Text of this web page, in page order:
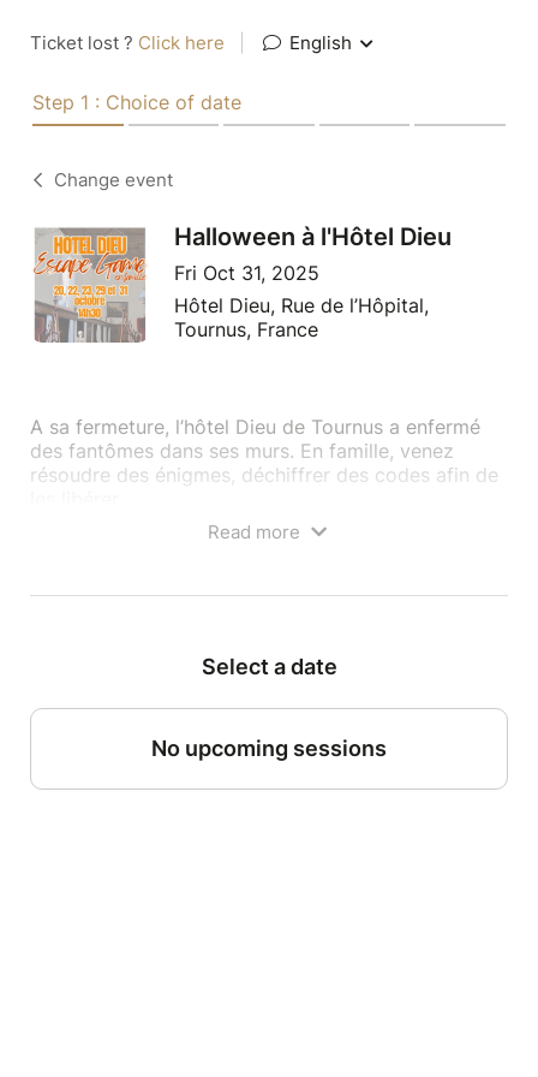
Ticket lost ? Click here English
Step 1 : Choice of date
Change event
Halloween à l'Hôtel Dieu
Fri Oct 31, 2025
Hôtel Dieu, Rue de l’Hôpital,
Tournus, France
A sa fermeture, l’hôtel Dieu de Tournus a enfermé
des fantômes dans ses murs. En famille, venez
résoudre des énigmes, déchiffrer des codes afin de
Read more
Select a date
No upcoming sessions